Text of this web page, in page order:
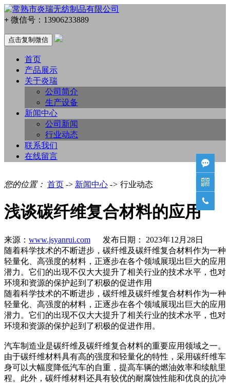
+ 微信号： 13906233889
点击复制微信
首页
产品展示
关于炎瑞
公司简介
生产设备
新闻中心
公司新闻
行业动态
联系我们
在线留言
您的位置： 首页 -> 新闻中心 -> 行业动态
浅谈碳纤维复合材料的应用
来源： www.jsyanrui.com 发布日期： 2023年12月28日
随着科学技术的不断进步，碳纤维及碳纤维复合材料作为一种
轻量化、高强度的材料，正逐步在各个领域展现出巨大的应用
潜力。它们的出现不仅大大提升了相关行业的技术水平，也对
环境和资源的保护起到了积极的促进作用
随着科学技术的不断进步，碳纤维及碳纤维复合材料作为一种
轻量化、高强度的材料，正逐步在各个领域展现出巨大的应用
潜力。它们的出现不仅大大提升了相关行业的技术水平，也对
环境和资源的保护起到了积极的促进作用。
汽车制造业是碳纤维及碳纤维复合材料的重要应用领域之一。
由于碳纤维材料具有高的强度和轻量化的特性，采用碳纤维车
身可以大幅度降低汽车的自重，提高车辆的燃油效率和续航里
程。此外，碳纤维材料还具有较优的耐腐蚀性能和优良的抗冲


